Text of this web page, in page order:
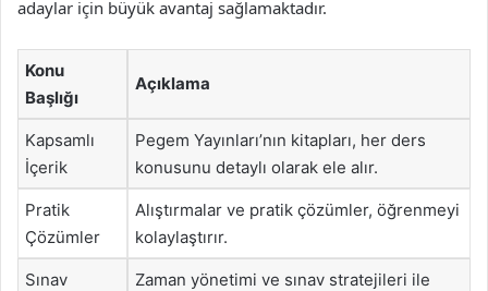
adaylar için büyük avantaj sağlamaktadır.
Konu
Başlığı
Açıklama
Kapsamlı
İçerik
Pegem Yayınları’nın kitapları, her ders
konusunu detaylı olarak ele alır.
Pratik
Çözümler
Alıştırmalar ve pratik çözümler, öğrenmeyi
kolaylaştırır.
Sınav
Zaman yönetimi ve sınav stratejileri ile